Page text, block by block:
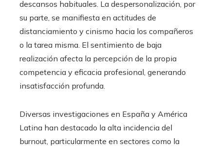
descansos habituales. La despersonalización, por
su parte, se manifiesta en actitudes de
distanciamiento y cinismo hacia los compañeros
o la tarea misma. El sentimiento de baja
realización afecta la percepción de la propia
competencia y eficacia profesional, generando
insatisfacción profunda.
Diversas investigaciones en España y América
Latina han destacado la alta incidencia del
burnout, particularmente en sectores como la